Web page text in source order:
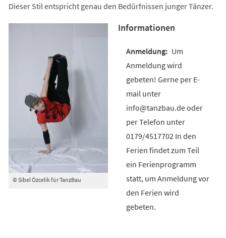
Dieser Stil entspricht genau den Bedürfnissen junger Tänzer.
© Sibel Özcelik für TanzBau
Informationen
Um
Anmeldung wird
gebeten! Gerne per E-
mail unter
info@tanzbau.de oder
per Telefon unter
0179/4517702 In den
Ferien findet zum Teil
ein Ferienprogramm
statt, um Anmeldung vor
den Ferien wird
gebeten.